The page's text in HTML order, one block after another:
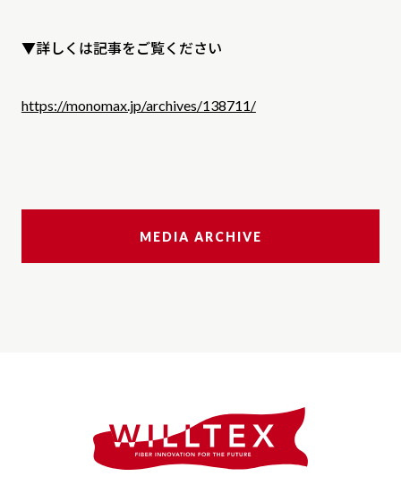
▼詳しくは記事をご覧ください
https://monomax.jp/archives/138711/
MEDIA ARCHIVE